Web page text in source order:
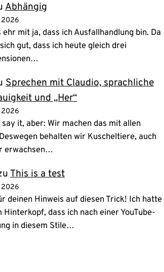
Abhängig
2026
ehr mit ja, dass ich Ausfallhandlung bin. Da
gut, dass ich heute gleich drei
Sprechen mit Claudio, sprachliche
und „Her“
2026
it, aber: Wir machen das mit allen
behalten wir Kuscheltiere, auch
erwachsen…
This is a test
2026
deinen Hinweis auf diesen Trick! Ich hatte
Hinterkopf, dass ich nach einer YouTube-
in diesem Stile…